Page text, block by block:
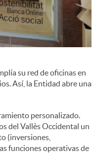
su red de oficinas en
Así, la Entidad abre una
personalizado.
del Vallès Occidental un
(inversiones,
funciones operativas de